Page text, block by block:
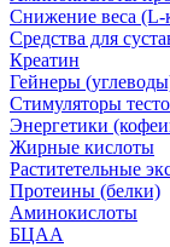
Снижение веса (L-
Средства для
Креатин
Гейнеры
Стимуляторы
Энергетики
Жирные кислоты
Раститетельные
Протеины (белки)
Аминокислоты
БЦАА